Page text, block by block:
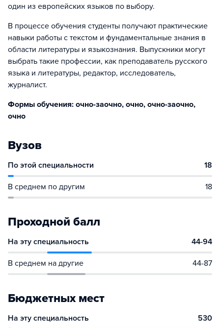
один из европейских языков по выбору.
В процессе обучения студенты получают практические
навыки работы с текстом и фундаментальные знания в
области литературы и языкознания. Выпускники могут
выбрать такие профессии, как преподаватель русского
языка и литературы, редактор, исследователь,
журналист.
Формы обучения: очно-заочно, очно, очно-заочно,
очно
Вузов
По этой специальности 18
В среднем по другим 18
Проходной балл
На эту специальность 44-94
В среднем на другие 44-87
Бюджетных мест
На эту специальность 530